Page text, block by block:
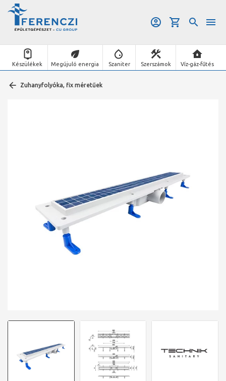
Készülékek Megújuló energia Szaniter Szerszámok Víz-gáz-fűtés
Zuhanyfolyóka, fix méretűek